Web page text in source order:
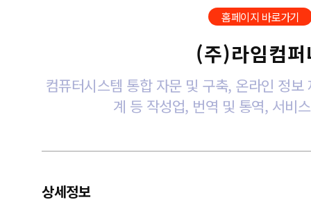
홈페이지 바로가기
(주)라임컴
컴퓨터시스템 통합 자문 및 구축, 온라인 정
계 등 작성업, 번역 및 통역, 서비
상세정보